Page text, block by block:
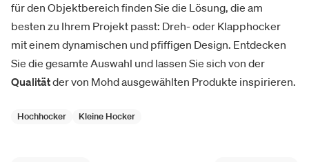
für den Objektbereich finden Sie die Lösung, die am
besten zu Ihrem Projekt passt: Dreh- oder Klapphocker
mit einem dynamischen und pfiffigen Design. Entdecken
Sie die gesamte Auswahl und lassen Sie sich von der
Qualitätder von Mohd ausgewählten Produkte inspirieren.
Hochhocker Kleine Hocker